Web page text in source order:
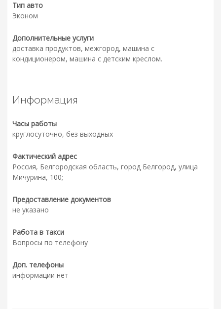
Тип авто
Эконом
Дополнительные услуги
доставка продуктов, межгород, машина с
кондиционером, машина с детским креслом.
Информация
Часы работы
круглосуточно, без выходных
Фактический адрес
Россия, Белгородская область, город Белгород, улица
Мичурина, 100;
Предоставление документов
не указано
Работа в такси
Вопросы по телефону
Доп. телефоны
информации нет